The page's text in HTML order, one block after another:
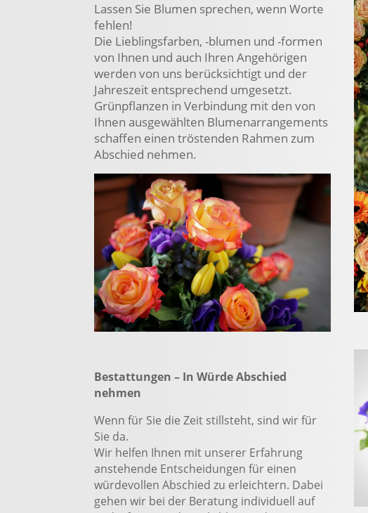
Lassen Sie Blumen sprechen, wenn Worte
fehlen!
Die Lieblingsfarben, -blumen und -formen
von Ihnen und auch Ihren Angehörigen
werden von uns berücksichtigt und der
Jahreszeit entsprechend umgesetzt.
Grünpflanzen in Verbindung mit den von
Ihnen ausgewählten Blumenarrangements
schaffen einen tröstenden Rahmen zum
Abschied nehmen.
Bestattungen – In Würde Abschied
nehmen
Wenn für Sie die Zeit stillsteht, sind wir für
Sie da.
Wir helfen Ihnen mit unserer Erfahrung
anstehende Entscheidungen für einen
würdevollen Abschied zu erleichtern. Dabei
gehen wir bei der Beratung individuell auf